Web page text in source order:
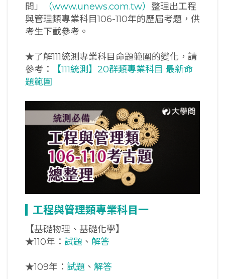
問」
（www.unews.com.tw） 整理出工程
與管理類專業科目106-110年的歷屆考題，供
考生下載參考。
★了解111統測專業科目命題範圍的變化，請
參考：
【111統測】20群類專業科目 最新命
題範圍
工程與管理類專業科目一
【基礎物理、基礎化學】
★110年： 試題 、 解答
★109年： 試題 、 解答